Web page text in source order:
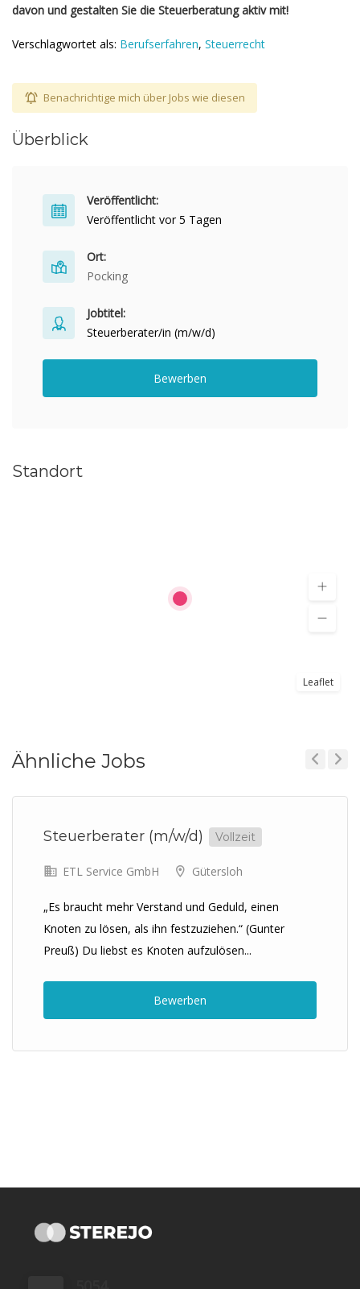
davon und gestalten Sie die Steuerberatung aktiv mit!
Verschlagwortet als: Berufserfahren, Steuerrecht
Benachrichtige mich über Jobs wie diesen
Überblick
Veröffentlicht:
Veröffentlicht vor 5 Tagen
Ort:
Pocking
Jobtitel:
Steuerberater/in (m/w/d)
Bewerben
Standort
Leaflet
Ähnliche Jobs
Steuerberater (m/w/d) Vollzeit
ETL Service GmbH Gütersloh
„Es braucht mehr Verstand und Geduld, einen
Knoten zu lösen, als ihn festzuziehen.“ (Gunter
Preuß) Du liebst es Knoten aufzulösen...
Bewerben